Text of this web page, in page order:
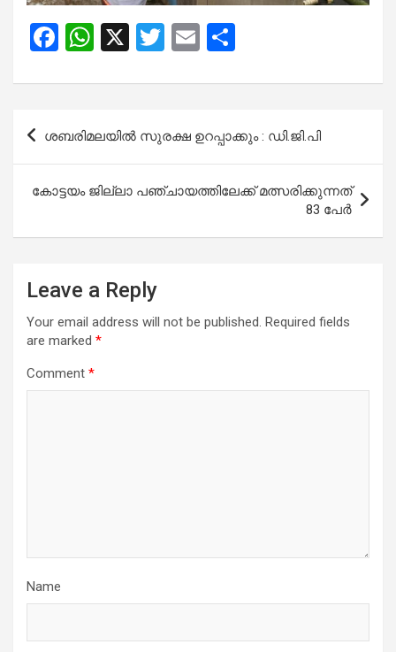
F
ce
o
k
W
at
A
p
p
X
T
tt
E
ail ar
Post
navigation
ശബരിമലയില്‍ സുരക്ഷ ഉറപ്പാക്കും : ഡി.ജി.പി
കോട്ടയം ജില്ലാ പഞ്ചായത്തിലേക്ക് മത്സരിക്കുന്നത്
83 പേര്‍
Leave a Reply
Your email address will not be published. Required fields
are marked *
Comment *
Name